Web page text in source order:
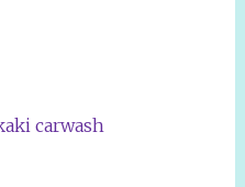
carwash